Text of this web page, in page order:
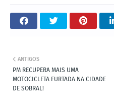
ANTIGOS
PM RECUPERA MAIS UMA
MOTOCICLETA FURTADA NA CIDADE
DE SOBRAL!